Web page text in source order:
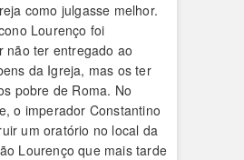
como julgasse melhor.
Lourenço foi
não ter entregado ao
da Igreja, mas os ter
pobre de Roma. No
o imperador Constantino
um oratório no local da
Lourenço que mais tarde